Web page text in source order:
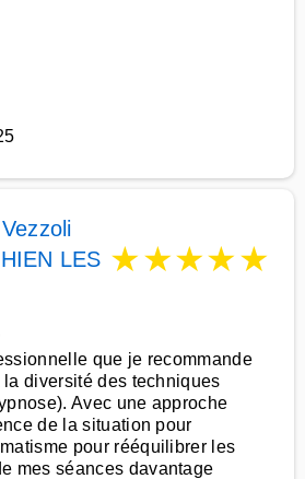
LES ★★★★★
que je recommande
diversité des techniques
Avec une approche
de la situation pour
pour rééquilibrer les
mes séances davantage